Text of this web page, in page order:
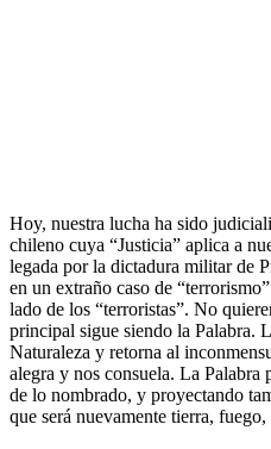
Hoy, nuestra lucha ha sido
chileno cuya “Justicia” aplica a
legada por la dictadura militar de
en un extraño caso de
lado de los “terroristas”. No
principal sigue siendo la Palabra.
Naturaleza y retorna al
alegra y nos consuela. La Palabra
de lo nombrado, y proyectando
que será nuevamente tierra, fuego,